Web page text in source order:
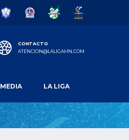
CONTACTO
ATENCION@LALIGAHN.COM
MEDIA LA LIGA